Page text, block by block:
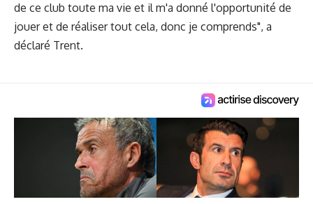
de ce club toute ma vie et il m'a donné l'opportunité de
jouer et de réaliser tout cela, donc je comprends", a
déclaré Trent.